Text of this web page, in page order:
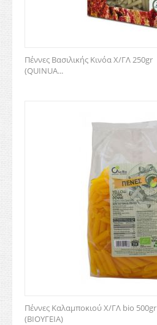
Πέννες Βασιλικής Κινόα Χ/ΓΛ 250gr
(QUINUA...
Πέννες Καλαμποκιού Χ/ΓΛ bio 500gr
(ΒΙΟΥΓΕΙΑ)